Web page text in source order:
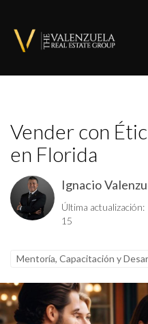
Vender con
en Florida
Ignacio
Última
15
Mentoría, Capacitación y